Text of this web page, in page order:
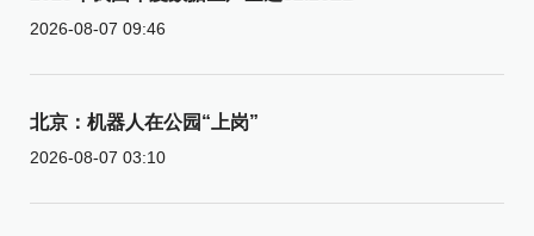
2026-08-07 09:46
北京：机器人在公园“上岗”
2026-08-07 03:10